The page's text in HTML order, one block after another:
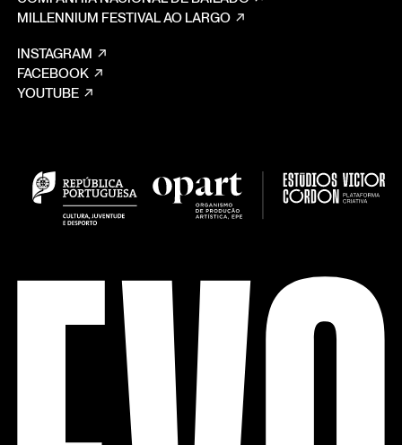
MILLENNIUM FESTIVAL AO LARGO
INSTAGRAM
FACEBOOK
YOUTUBE